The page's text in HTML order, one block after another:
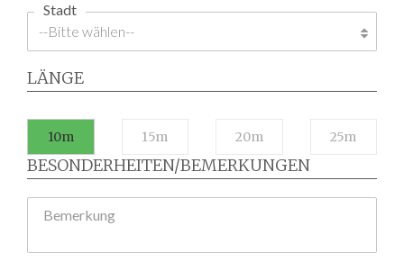
Stadt
LÄNGE
10m 15m 20m 25m
BESONDERHEITEN/BEMERKUNGEN
Bemerkung